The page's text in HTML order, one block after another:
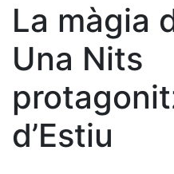
Història
La nostra
història
Cronologia
Presidents
Organització
La màgia
Una Nits
d’Estiu